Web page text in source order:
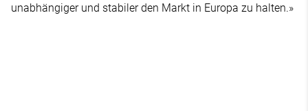
unabhängiger und stabiler den Markt in Europa zu halten.»